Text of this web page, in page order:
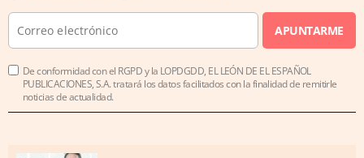
APUNTARME
De conformidad con el RGPD y la LOPDGDD, EL LEÓN DE EL ESPAÑOL
PUBLICACIONES, S.A. tratará los datos facilitados con la finalidad de remitirle
noticias de actualidad.